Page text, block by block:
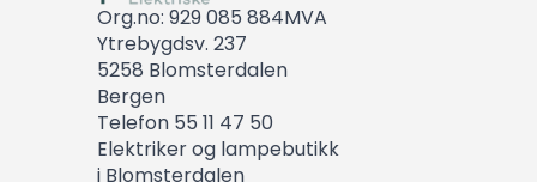
Org.no: 929 085 884MVA
Ytrebygdsv. 237
5258 Blomsterdalen
Bergen
Telefon 55 11 47 50
Elektriker og lampebutikk
i Blomsterdalen